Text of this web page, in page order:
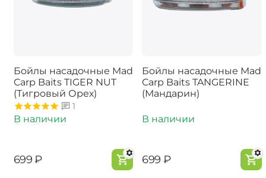
Бойлы насадочные Mad
Carp Baits TIGER NUT
(Тигровый Орех)
1
В наличии
‍699‍ ₽
Бойлы насадочные Mad
Carp Baits TANGERINE
(Мандарин)
В наличии
‍699‍ ₽